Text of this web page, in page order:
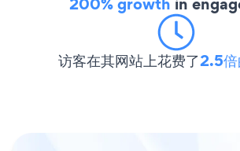
访客在其网站上花费了2.5倍